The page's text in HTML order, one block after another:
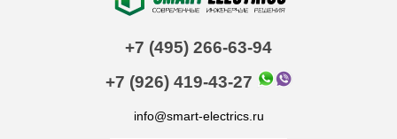
+7 (495) 266-63-94
+7 (926) 419-43-27
info@smart-electrics.ru